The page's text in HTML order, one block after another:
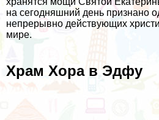
на сегодняшний день признано
непрерывно действующих
мире.
Храм Хора в Эдфу